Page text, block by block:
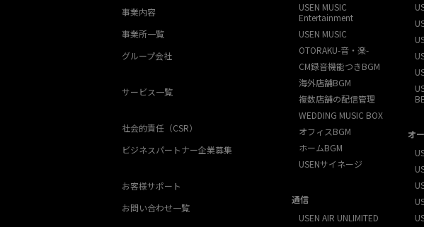
事業内容
事業所一覧
グループ会社
サービス一覧
社会的責任（CSR）
ビジネスパートナー企業募集
お客様サポート
お問い合わせ一覧
USEN MUSIC
Entertainment
USEN MUSIC
OTORAKU-音・楽-
CM録音機能つきBGM
海外店舗BGM
複数店舗の配信管理
WEDDING MUSIC BOX
オフィスBGM
ホームBGM
USENサイネージ
通信
USEN AIR UNLIMITED
オ